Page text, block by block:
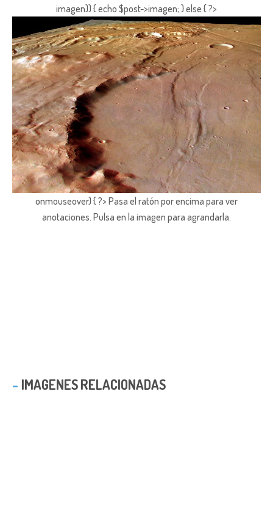
imagen)) { echo $post->imagen; } else { ?>
onmouseover) { ?> Pasa el ratón por encima para ver
anotaciones. Pulsa en la imagen para agrandarla.
IMAGENES RELACIONADAS